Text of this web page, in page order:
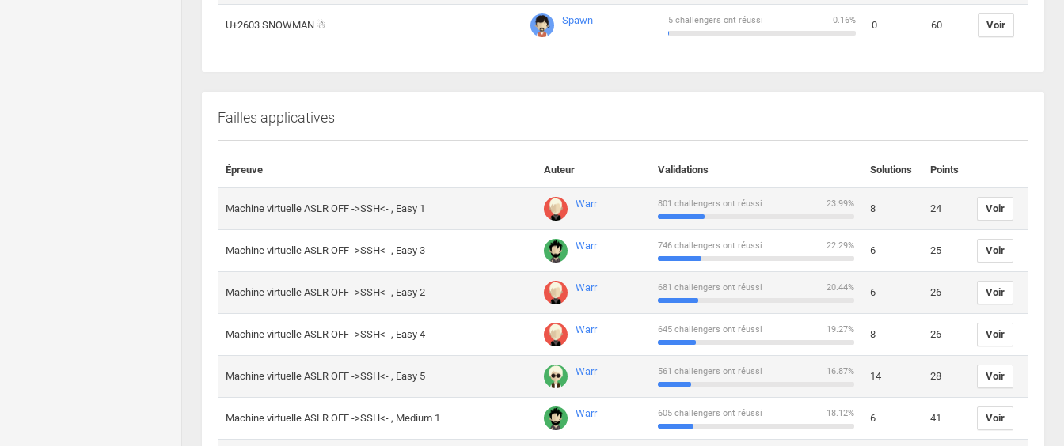
U+2603 SNOWMAN ☃ Spawn 0.16%
5 challengers ont réussi 0 60 Voir
Failles applicatives
Épreuve Auteur Validations Solutions Points
Machine virtuelle ASLR OFF ->SSH<- , Easy 1 Warr 23.99%
801 challengers ont réussi 8 24 Voir
Machine virtuelle ASLR OFF ->SSH<- , Easy 3 Warr 22.29%
746 challengers ont réussi 6 25 Voir
Machine virtuelle ASLR OFF ->SSH<- , Easy 2 Warr 20.44%
681 challengers ont réussi 6 26 Voir
Machine virtuelle ASLR OFF ->SSH<- , Easy 4 Warr 19.27%
645 challengers ont réussi 8 26 Voir
Machine virtuelle ASLR OFF ->SSH<- , Easy 5 Warr 16.87%
561 challengers ont réussi 14 28 Voir
Machine virtuelle ASLR OFF ->SSH<- , Medium 1 Warr 18.12%
605 challengers ont réussi 6 41 Voir